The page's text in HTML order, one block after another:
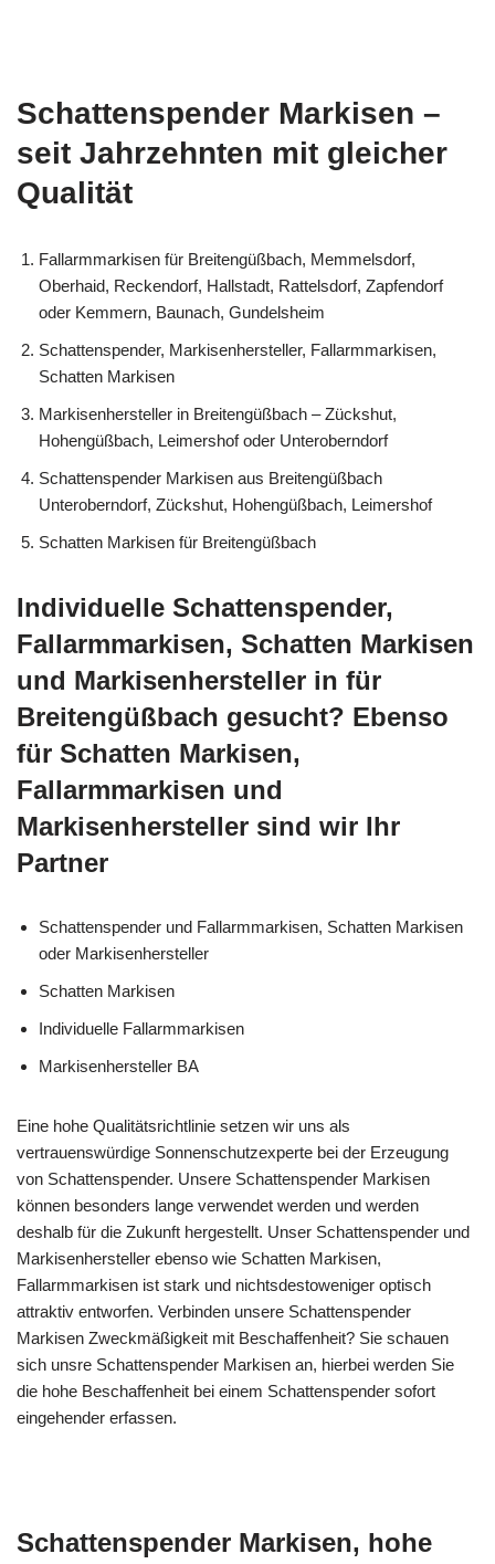
Schattenspender Markisen –
seit Jahrzehnten mit gleicher
Qualität
Fallarmmarkisen für Breitengüßbach, Memmelsdorf,
Oberhaid, Reckendorf, Hallstadt, Rattelsdorf, Zapfendorf
oder Kemmern, Baunach, Gundelsheim
Schattenspender, Markisenhersteller, Fallarmmarkisen,
Schatten Markisen
Markisenhersteller in Breitengüßbach – Zückshut,
Hohengüßbach, Leimershof oder Unteroberndorf
Schattenspender Markisen aus Breitengüßbach
Unteroberndorf, Zückshut, Hohengüßbach, Leimershof
Schatten Markisen für Breitengüßbach
Individuelle Schattenspender,
Fallarmmarkisen, Schatten Markisen
und Markisenhersteller in für
Breitengüßbach gesucht? Ebenso
für Schatten Markisen,
Fallarmmarkisen und
Markisenhersteller sind wir Ihr
Partner
Schattenspender und Fallarmmarkisen, Schatten Markisen
oder Markisenhersteller
Schatten Markisen
Individuelle Fallarmmarkisen
Markisenhersteller BA
Eine hohe Qualitätsrichtlinie setzen wir uns als
vertrauenswürdige Sonnenschutzexperte bei der Erzeugung
von Schattenspender. Unsere Schattenspender Markisen
können besonders lange verwendet werden und werden
deshalb für die Zukunft hergestellt. Unser Schattenspender und
Markisenhersteller ebenso wie Schatten Markisen,
Fallarmmarkisen ist stark und nichtsdestoweniger optisch
attraktiv entworfen. Verbinden unsere Schattenspender
Markisen Zweckmäßigkeit mit Beschaffenheit? Sie schauen
sich unsre Schattenspender Markisen an, hierbei werden Sie
die hohe Beschaffenheit bei einem Schattenspender sofort
eingehender erfassen.
Schattenspender Markisen, hohe